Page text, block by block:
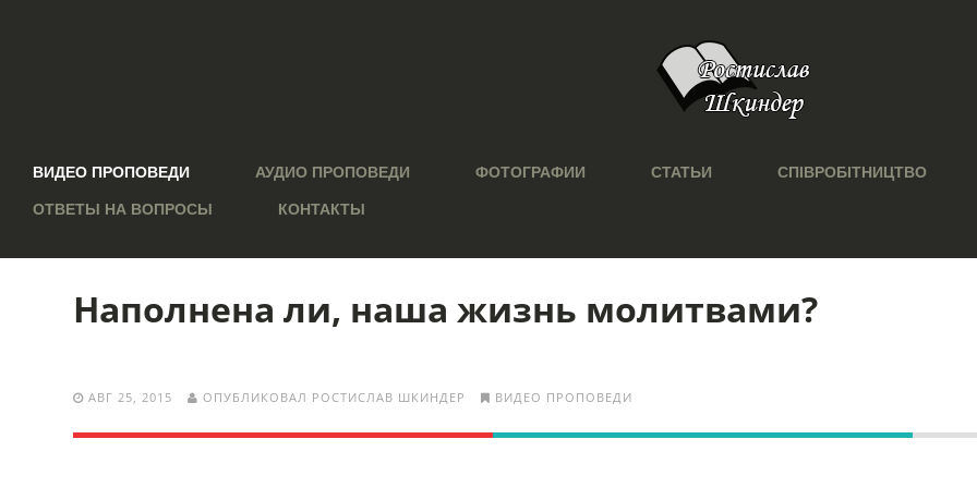
ВИДЕО ПРОПОВЕДИ АУДИО ПРОПОВЕДИ ФОТОГРАФИИ СТАТЬИ СПІВРОБІТНИЦТВО
ОТВЕТЫ НА ВОПРОСЫ КОНТАКТЫ
Наполнена ли, наша жизнь молитвами?
АВГ 25, 2015 ОПУБЛИКОВАЛ РОСТИСЛАВ ШКИНДЕР ВИДЕО ПРОПОВЕДИ